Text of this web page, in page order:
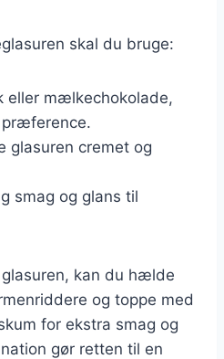
skal du bruge:
eller mælkechokolade,
glasuren cremet og
smag og glans til
kan du hælde
og toppe med
for ekstra smag og
gør retten til en